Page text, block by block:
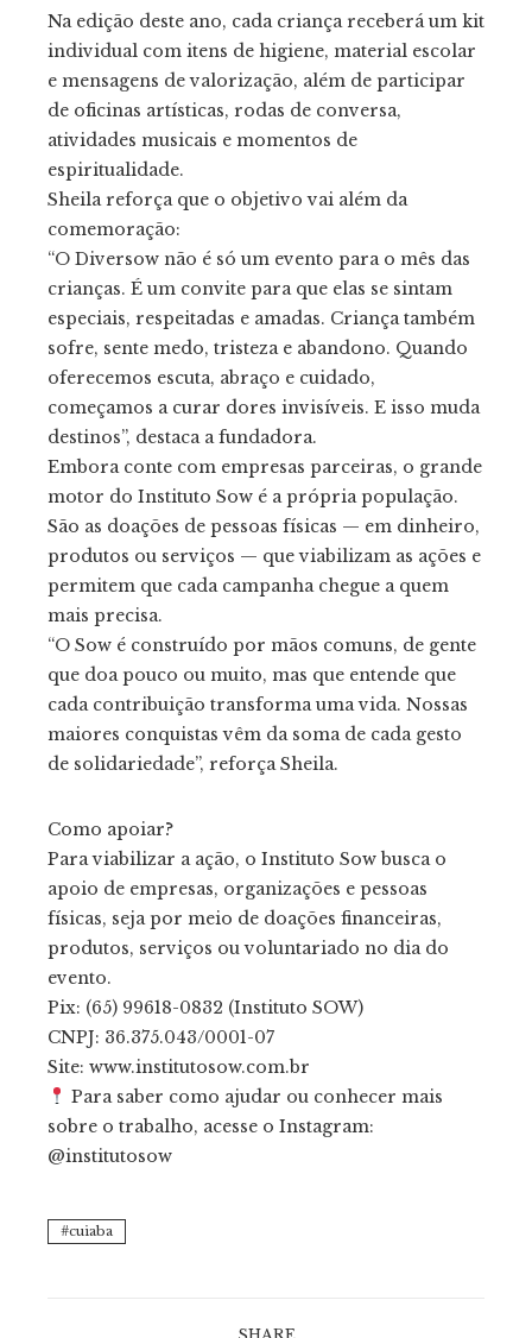
Na edição deste ano, cada criança receberá um kit
individual com itens de higiene, material escolar
e mensagens de valorização, além de participar
de oficinas artísticas, rodas de conversa,
atividades musicais e momentos de
espiritualidade.
Sheila reforça que o objetivo vai além da
comemoração:
“O Diversow não é só um evento para o mês das
crianças. É um convite para que elas se sintam
especiais, respeitadas e amadas. Criança também
sofre, sente medo, tristeza e abandono. Quando
oferecemos escuta, abraço e cuidado,
começamos a curar dores invisíveis. E isso muda
destinos”, destaca a fundadora.
Embora conte com empresas parceiras, o grande
motor do Instituto Sow é a própria população.
São as doações de pessoas físicas — em dinheiro,
produtos ou serviços — que viabilizam as ações e
permitem que cada campanha chegue a quem
mais precisa.
“O Sow é construído por mãos comuns, de gente
que doa pouco ou muito, mas que entende que
cada contribuição transforma uma vida. Nossas
maiores conquistas vêm da soma de cada gesto
de solidariedade”, reforça Sheila.
Como apoiar?
Para viabilizar a ação, o Instituto Sow busca o
apoio de empresas, organizações e pessoas
físicas, seja por meio de doações financeiras,
produtos, serviços ou voluntariado no dia do
evento.
Pix: (65) 99618-0832 (Instituto SOW)
CNPJ: 36.375.043/0001-07
Site: www.institutosow.com.br
Para saber como ajudar ou conhecer mais
sobre o trabalho, acesse o Instagram:
@institutosow
cuiaba